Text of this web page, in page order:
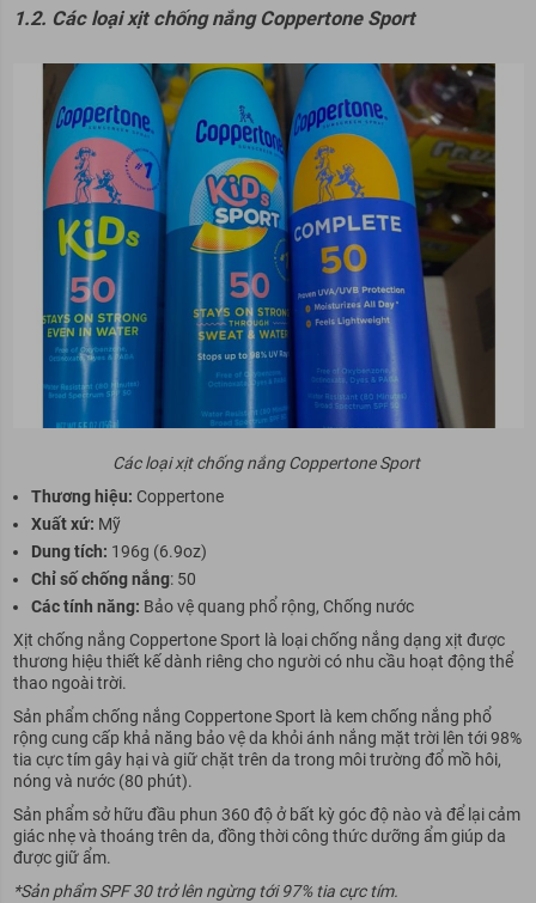
1.2. Các loại xịt chống nắng Coppertone Sport
Các loại xịt chống nắng Coppertone Sport
Thương hiệu: Coppertone
Xuất xứ: Mỹ
Dung tích: 196g (6.9oz)
Chỉ số chống nắng: 50
Các tính năng: Bảo vệ quang phổ rộng, Chống nước
Xịt chống nắng Coppertone Sport là loại chống nắng dạng xịt được
thương hiệu thiết kế dành riêng cho người có nhu cầu hoạt động thể
thao ngoài trời.
Sản phẩm chống nắng Coppertone Sport là kem chống nắng phổ
rộng cung cấp khả năng bảo vệ da khỏi ánh nắng mặt trời lên tới 98%
tia cực tím gây hại và giữ chặt trên da trong môi trường đổ mồ hôi,
nóng và nước (80 phút).
Sản phẩm sở hữu đầu phun 360 độ ở bất kỳ góc độ nào và để lại cảm
giác nhẹ và thoáng trên da, đồng thời công thức dưỡng ẩm giúp da
được giữ ẩm.
*Sản phẩm SPF 30 trở lên ngừng tới 97% tia cực tím.